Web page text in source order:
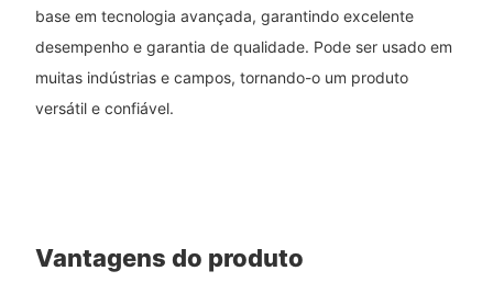
base em tecnologia avançada, garantindo excelente
desempenho e garantia de qualidade. Pode ser usado em
muitas indústrias e campos, tornando-o um produto
versátil e confiável.
Vantagens do produto